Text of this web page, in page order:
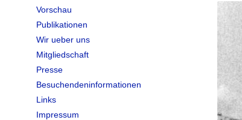
Vorschau
Publikationen
Wir ueber uns
Mitgliedschaft
Presse
Besuchendeninformationen
Links
Impressum